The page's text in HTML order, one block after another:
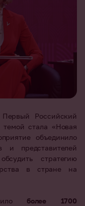
Российский
темой стала «Новая
объединило
и представителей
стратегию
в стране на
более 1700